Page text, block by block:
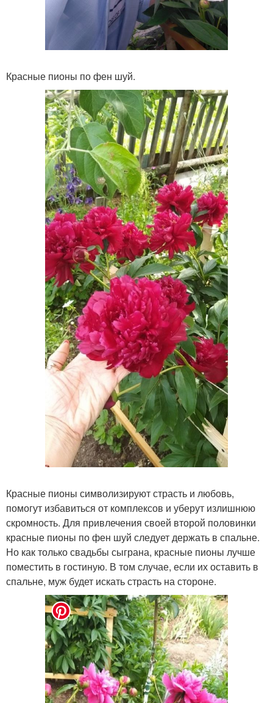
Красные пионы по фен шуй.
Красные пионы символизируют страсть и любовь,
помогут избавиться от комплексов и уберут излишнюю
скромность. Для привлечения своей второй половинки
красные пионы по фен шуй следует держать в спальне.
Но как только свадьбы сыграна, красные пионы лучше
поместить в гостиную. В том случае, если их оставить в
спальне, муж будет искать страсть на стороне.